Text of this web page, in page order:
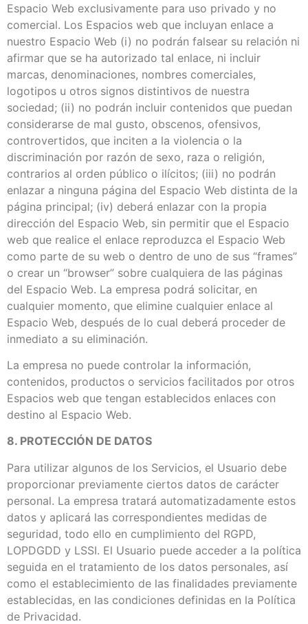
Espacio Web exclusivamente para uso privado y no
comercial. Los Espacios web que incluyan enlace a
nuestro Espacio Web (i) no podrán falsear su relación ni
afirmar que se ha autorizado tal enlace, ni incluir
marcas, denominaciones, nombres comerciales,
logotipos u otros signos distintivos de nuestra
sociedad; (ii) no podrán incluir contenidos que puedan
considerarse de mal gusto, obscenos, ofensivos,
controvertidos, que inciten a la violencia o la
discriminación por razón de sexo, raza o religión,
contrarios al orden público o ilícitos; (iii) no podrán
enlazar a ninguna página del Espacio Web distinta de la
página principal; (iv) deberá enlazar con la propia
dirección del Espacio Web, sin permitir que el Espacio
web que realice el enlace reproduzca el Espacio Web
como parte de su web o dentro de uno de sus “frames”
o crear un “browser” sobre cualquiera de las páginas
del Espacio Web. La empresa podrá solicitar, en
cualquier momento, que elimine cualquier enlace al
Espacio Web, después de lo cual deberá proceder de
inmediato a su eliminación.
La empresa no puede controlar la información,
contenidos, productos o servicios facilitados por otros
Espacios web que tengan establecidos enlaces con
destino al Espacio Web.
8. PROTECCIÓN DE DATOS
Para utilizar algunos de los Servicios, el Usuario debe
proporcionar previamente ciertos datos de carácter
personal. La empresa tratará automatizadamente estos
datos y aplicará las correspondientes medidas de
seguridad, todo ello en cumplimiento del RGPD,
LOPDGDD y LSSI. El Usuario puede acceder a la política
seguida en el tratamiento de los datos personales, así
como el establecimiento de las finalidades previamente
establecidas, en las condiciones definidas en la Política
de Privacidad.